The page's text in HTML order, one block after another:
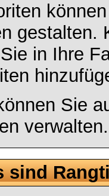
in Ihre
Sie
verwalten.
sind